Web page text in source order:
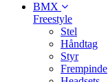
BMX
Freestyle
Stel
Håndtag
Styr
Frempinde